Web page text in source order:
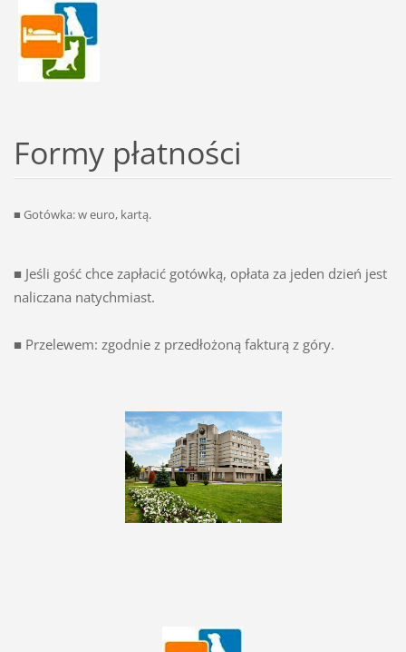
Formy płatności
■ Gotówka: w euro, kartą.
■ Jeśli gość chce zapłacić gotówką, opłata za jeden dzień jest
naliczana natychmiast.
■ Przelewem: zgodnie z przedłożoną fakturą z góry.